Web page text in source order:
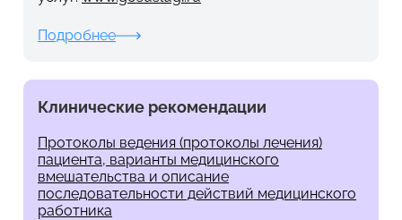
Подробнее
Клинические рекомендации
Протоколы ведения (протоколы лечения)
пациента, варианты медицинского
вмешательства и описание
последовательности действий медицинского
работника